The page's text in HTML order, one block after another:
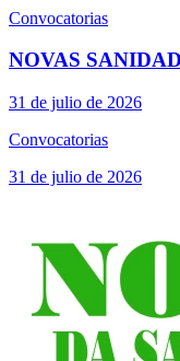
Convocatorias
NOVAS
31 de julio de 2026
Convocatorias
31 de julio de 2026